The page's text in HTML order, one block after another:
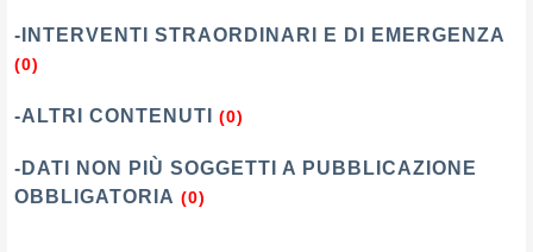
-INTERVENTI STRAORDINARI E DI EMERGENZA
(0)
-ALTRI CONTENUTI (0)
-DATI NON PIÙ SOGGETTI A PUBBLICAZIONE
OBBLIGATORIA (0)